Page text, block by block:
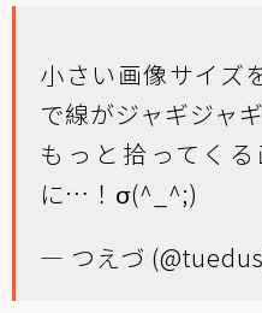
小さい画像サイズ
で線がジャギジャ
もっと拾ってく
に…！σ(^_^;)
— つえづ